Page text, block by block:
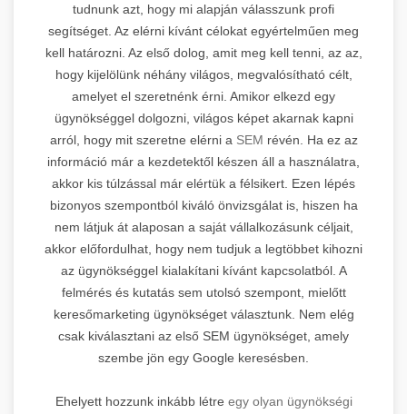
tudnunk azt, hogy mi alapján válasszunk profi
segítséget. Az elérni kívánt célokat egyértelműen meg
kell határozni. Az első dolog, amit meg kell tenni, az az,
hogy kijelölünk néhány világos, megvalósítható célt,
amelyet el szeretnénk érni. Amikor elkezd egy
ügynökséggel dolgozni, világos képet akarnak kapni
arról, hogy mit szeretne elérni a SEM révén. Ha ez az
információ már a kezdetektől készen áll a használatra,
akkor kis túlzással már elértük a félsikert. Ezen lépés
bizonyos szempontból kiváló önvizsgálat is, hiszen ha
nem látjuk át alaposan a saját vállalkozásunk céljait,
akkor előfordulhat, hogy nem tudjuk a legtöbbet kihozni
az ügynökséggel kialakítani kívánt kapcsolatból. A
felmérés és kutatás sem utolsó szempont, mielőtt
keresőmarketing ügynökséget választunk. Nem elég
csak kiválasztani az első SEM ügynökséget, amely
szembe jön egy Google keresésben.
Ehelyett hozzunk inkább létre egy olyan ügynökségi